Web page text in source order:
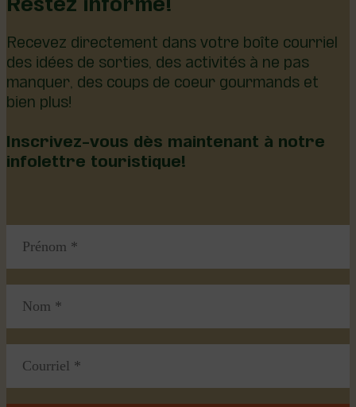
Recevez directement dans votre boîte courriel
des idées de sorties, des activités à ne pas
manquer, des coups de coeur gourmands et
bien plus!
Inscrivez-vous dès maintenant à notre
infolettre touristique!